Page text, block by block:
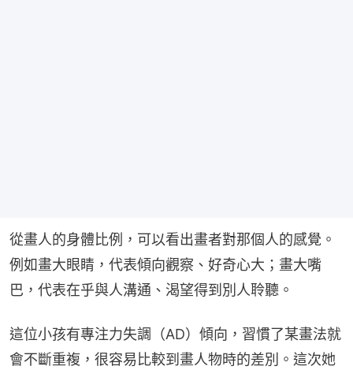
從畫人的身體比例，可以看出畫者對那個人的感覺。
例如畫大眼睛，代表傾向觀察、好奇心大；畫大嘴
巴，代表在乎與人溝通、渴望得到別人聆聽。
這位小孩有專注力失調（AD）傾向，習慣了某畫法就
會不斷重複，很容易比較到畫人物時的差別。這次她